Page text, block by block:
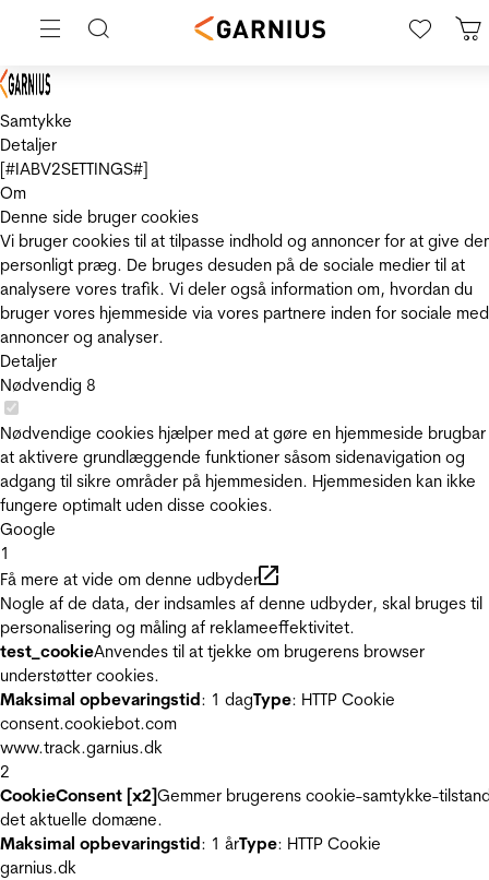
Samtykke
Detaljer
[#IABV2SETTINGS#]
Om
Denne side bruger cookies
Vi bruger cookies til at tilpasse indhold og annoncer for at give
personligt præg. De bruges desuden på de sociale medier til at
analysere vores trafik. Vi deler også information om, hvordan du
bruger vores hjemmeside via vores partnere inden for sociale
annoncer og analyser.
Detaljer
Nødvendig 8
Nødvendige cookies hjælper med at gøre en hjemmeside
at aktivere grundlæggende funktioner såsom sidenavigation og
adgang til sikre områder på hjemmesiden. Hjemmesiden kan ikke
fungere optimalt uden disse cookies.
Google
1
Få mere at vide om denne udbyder
Nogle af de data, der indsamles af denne udbyder, skal bruges til
personalisering og måling af reklameeffektivitet.
test_cookieAnvendes til at tjekke om brugerens browser
understøtter cookies.
Maksimal opbevaringstid: 1 dagType: HTTP Cookie
consent.cookiebot.com
www.track.garnius.dk
2
CookieConsent [x2]Gemmer brugerens cookie-samtykke-
det aktuelle domæne.
Maksimal opbevaringstid: 1 årType: HTTP Cookie
garnius.dk